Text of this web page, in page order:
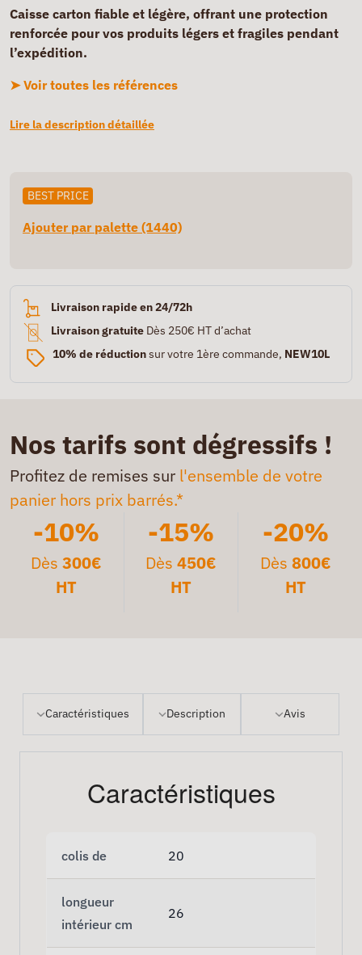
Caisse carton fiable et légère, offrant une protection
renforcée pour vos produits légers et fragiles pendant
l’expédition.
➤ Voir toutes les références
Lire la description détaillée
BEST PRICE
Ajouter par palette (1440)
Livraison rapide en 24/72h
Livraison gratuite Dès 250€ HT d’achat
10% de réductionsur votre 1ère commande, NEW10L
Nos tarifs sont dégressifs !
Profitez de remises sur l'ensemble de votre
panier hors prix barrés.*
-10%
Dès300€
HT
-15%
Dès 450€
HT
-20%
Dès 800€
HT
Caractéristiques Description Avis
Caractéristiques
colis de 20
longueur
intérieur cm
26